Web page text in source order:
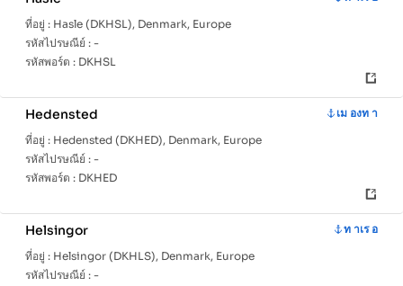
ที่อยู่ : Hasle (DKHSL), Denmark, Europe
รหัสไปรษณีย์ : -
รหัสพอร์ต : DKHSL
Hedensted
เม องท า
ที่อยู่ : Hedensted (DKHED), Denmark, Europe
รหัสไปรษณีย์ : -
รหัสพอร์ต : DKHED
Helsingor
ท าเร อ
ที่อยู่ : Helsingor (DKHLS), Denmark, Europe
รหัสไปรษณีย์ : -